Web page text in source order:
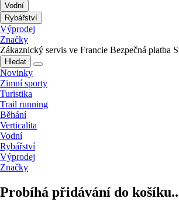
Vodní
Rybářství
Výprodej
Značky
Zákaznický servis ve Francie Bezpečná platba
Hledat
Novinky
Zimní sporty
Turistika
Trail running
Běhání
Verticalita
Vodní
Rybářství
Výprodej
Značky
Probíhá přidávání do